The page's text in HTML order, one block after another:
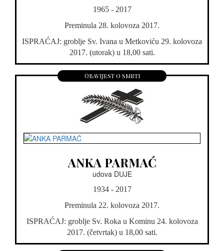
1965 - 2017
Preminula 28. kolovoza 2017.
ISPRAĆAJ: groblje Sv. Ivana u Metkoviću 29. kolovoza
2017. (utorak) u 18,00 sati.
Obavijest o smrti
ANKA PARMAĆ
udova DUJE
1934 - 2017
Preminula 22. kolovoza 2017.
ISPRAĆAJ: groblje Sv. Roka u Kominu 24. kolovoza
2017. (četvrtak) u 18,00 sati.